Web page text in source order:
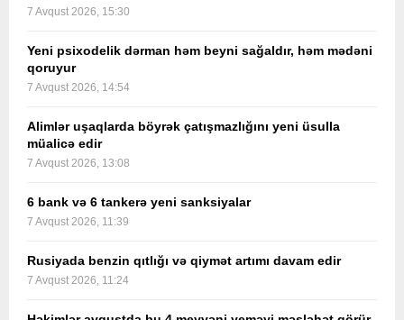
7 Avqust 2026, 15:30
Yeni psixodelik dərman həm beyni sağaldır, həm mədəni
qoruyur
7 Avqust 2026, 14:54
Alimlər uşaqlarda böyrək çatışmazlığını yeni üsulla
müalicə edir
7 Avqust 2026, 13:08
6 bank və 6 tankerə yeni sanksiyalar
7 Avqust 2026, 11:39
Rusiyada benzin qıtlığı və qiymət artımı davam edir
7 Avqust 2026, 11:24